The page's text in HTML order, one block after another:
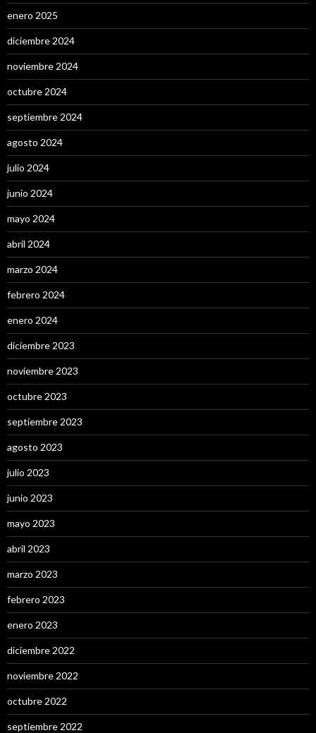
enero 2025
diciembre 2024
noviembre 2024
octubre 2024
septiembre 2024
agosto 2024
julio 2024
junio 2024
mayo 2024
abril 2024
marzo 2024
febrero 2024
enero 2024
diciembre 2023
noviembre 2023
octubre 2023
septiembre 2023
agosto 2023
julio 2023
junio 2023
mayo 2023
abril 2023
marzo 2023
febrero 2023
enero 2023
diciembre 2022
noviembre 2022
octubre 2022
septiembre 2022